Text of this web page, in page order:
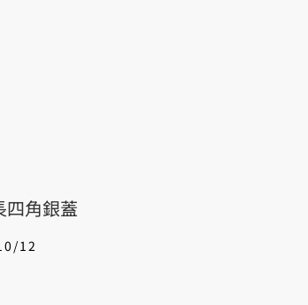
四角銀蓋
12